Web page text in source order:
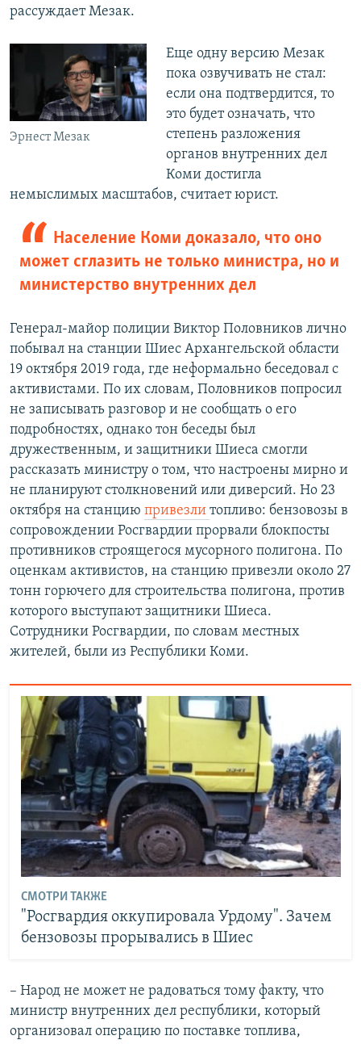
рассуждает Мезак.
Эрнест Мезак
Еще одну версию Мезак
пока озвучивать не стал:
если она подтвердится, то
это будет означать, что
степень разложения
органов внутренних дел
Коми достигла
немыслимых масштабов, считает юрист.
Население Коми доказало, что оно
может сглазить не только министра, но и
министерство внутренних дел
Генерал-майор полиции Виктор Половников лично
побывал на станции Шиес Архангельской области
19 октября 2019 года, где неформально беседовал с
активистами. По их словам, Половников попросил
не записывать разговор и не сообщать о его
подробностях, однако тон беседы был
дружественным, и защитники Шиеса смогли
рассказать министру о том, что настроены мирно и
не планируют столкновений или диверсий. Но 23
октября на станцию привезли топливо: бензовозы в
сопровождении Росгвардии прорвали блокпосты
противников строящегося мусорного полигона. По
оценкам активистов, на станцию привезли около 27
тонн горючего для строительства полигона, против
которого выступают защитники Шиеса.
Сотрудники Росгвардии, по словам местных
жителей, были из Республики Коми.
СМОТРИ ТАКЖЕ
"Росгвардия оккупировала Урдому". Зачем
бензовозы прорывались в Шиес
– Народ не может не радоваться тому факту, что
министр внутренних дел республики, который
организовал операцию по поставке топлива,